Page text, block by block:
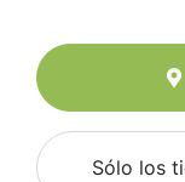
Sólo los